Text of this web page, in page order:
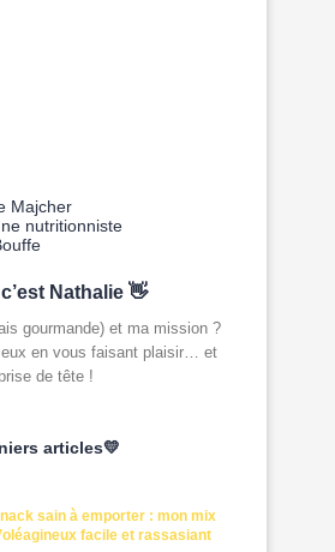
Nathalie 👋
gourmande) et ma mission ?
en vous faisant plaisir… et
de tête !
articles💛
sain à emporter : mon mix
facile et rassasiant